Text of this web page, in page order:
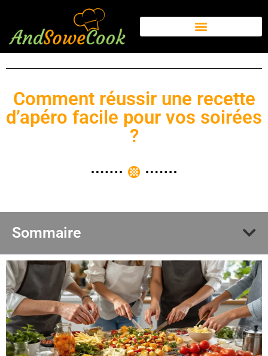
Comment réussir une recette
d’apéro facile pour vos soirées
?
Sommaire